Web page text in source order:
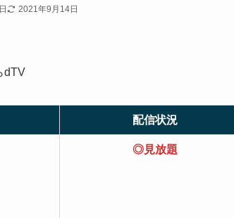
2021年9月14日
dTV
配信状況
◎見放題